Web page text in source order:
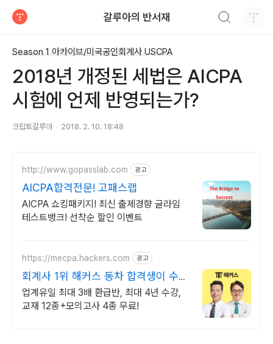
갈루아의 반서재
Season 1 아카이브/미국공인회계사 USCPA
2018년 개정된 세법은 AICPA
시험에 언제 반영되는가?
크립토갈루아 2018. 2. 10. 18:48
http://www.gopasslab.com 광고
AICPA합격전문! 고패스랩
AICPA 쇼킹패키지! 최신 출제경향 글라임
테스트뱅크! 선착순 할인 이벤트
https://mecpa.hackers.com 광고
회계사 1위 해커스 동차 합격생이 수강
한 강의!
업계유일 최대 3배 환급반, 최대 4년 수강,
교재 12종+모의고사 4종 무료!